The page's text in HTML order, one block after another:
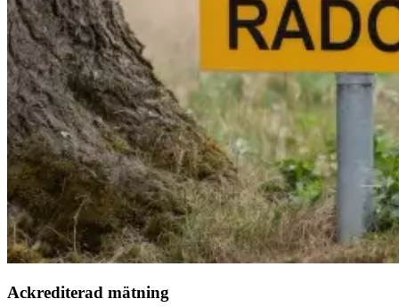
Ackrediterad mätning